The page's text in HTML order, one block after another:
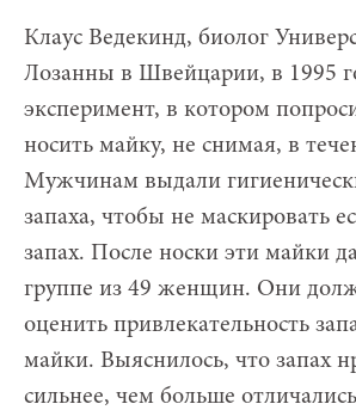
Клаус Ведекинд, биолог
Лозанны в Швейцарии, в 1995
эксперимент, в котором
носить майку, не снимая, в
Мужчинам выдали
запаха, чтобы не маскировать
запах. После носки эти майки
группе из 49 женщин. Они
оценить привлекательность
майки. Выяснилось, что запах
сильнее, чем больше